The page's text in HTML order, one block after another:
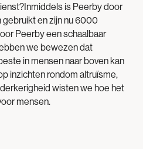
is Peerby door
en zijn nu 6000
Peerby een schaalbaar
we bewezen dat
in mensen naar boven kan
inzichten rondom altruïsme,
wisten we hoe het
mensen.